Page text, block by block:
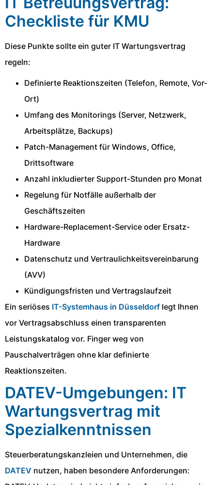
Checkliste für KMU
Diese Punkte sollte ein guter IT Wartungsvertrag
regeln:
Definierte Reaktionszeiten (Telefon, Remote, Vor-
Ort)
Umfang des Monitorings (Server, Netzwerk,
Arbeitsplätze, Backups)
Patch-Management für Windows, Office,
Drittsoftware
Anzahl inkludierter Support-Stunden pro Monat
Regelung für Notfälle außerhalb der
Geschäftszeiten
Hardware-Replacement-Service oder Ersatz-
Hardware
Datenschutz und Vertraulichkeitsvereinbarung
(AVV)
Kündigungsfristen und Vertragslaufzeit
Ein seriöses IT-Systemhaus in Düsseldorf legt Ihnen
vor Vertragsabschluss einen transparenten
Leistungskatalog vor. Finger weg von
Pauschalverträgen ohne klar definierte
Reaktionszeiten.
DATEV-Umgebungen: IT
Wartungsvertrag mit
Spezialkenntnissen
Steuerberatungskanzleien und Unternehmen, die
DATEV nutzen, haben besondere Anforderungen: